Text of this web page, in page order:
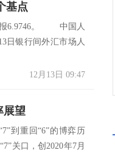
基点
报6.9746。 中国人
日银行间外汇市场人
12月13日 09:47
展望
重回“6”的博弈历
关口，创2020年7月